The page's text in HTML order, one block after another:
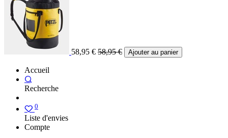
58,95 € 58,95€ Ajouter au panier
Accueil
Recherche
0
Liste d'envies
Compte